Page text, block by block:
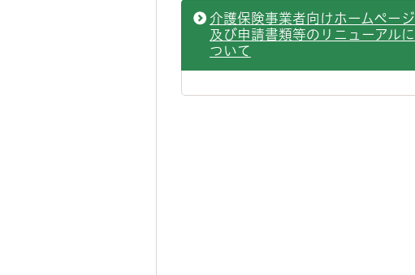
介護保険事業者向けホームページ
及び申請書類等のリニューアルに
ついて